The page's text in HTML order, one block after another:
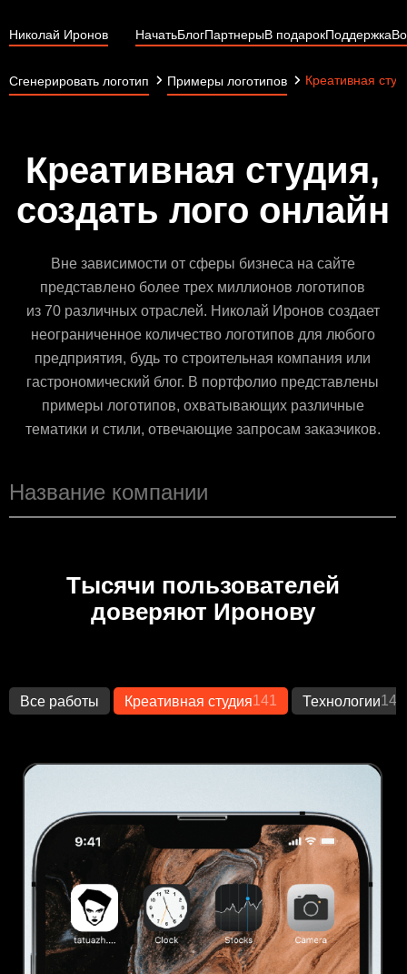
Николай Иронов НачатьБлогПартнерыВ подарокПоддержка
Сгенерировать логотип Примеры логотипов Креативная
Креативная студия,
создать лого онлайн
Вне зависимости от сферы бизнеса на сайте
представлено более трех миллионов логотипов
из 70 различных отраслей. Николай Иронов создает
неограниченное количество логотипов для любого
предприятия, будь то строительная компания или
гастрономический блог. В портфолио представлены
примеры логотипов, охватывающих различные
тематики и стили, отвечающие запросам заказчиков.
Тысячи пользователей
доверяют Иронову
Все работы Креативная студия141 Технологии